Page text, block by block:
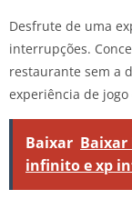
Desfrute de uma
interrupções.
restaurante sem a
experiência de
Baixar Baixar
infinito e xp